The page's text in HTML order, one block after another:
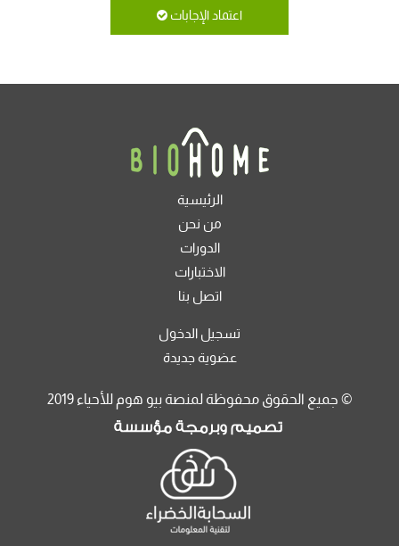
اعتماد الإجابات
الرئيسية
من نحن
الدورات
الاختبارات
اتصل بنا
تسجيل الدخول
عضوية جديدة
جميع الحقوق محفوظة لمنصة بيو هوم للأحياء 2019 ©